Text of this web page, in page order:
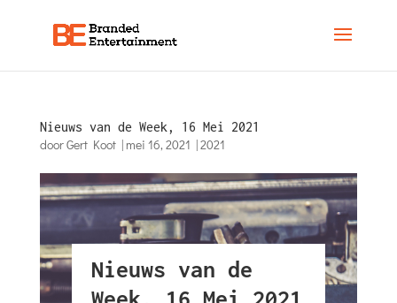
Nieuws van de Week, 16 Mei 2021
doorGert Koot| mei 16, 2021 |2021
Nieuws van de